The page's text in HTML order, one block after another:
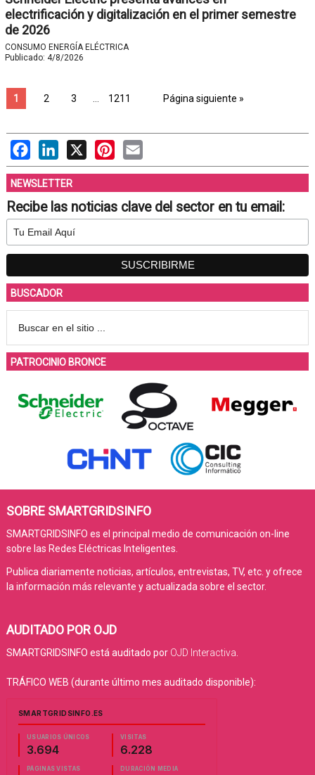
electrificación y digitalización en el primer semestre
de 2026
CONSUMO ENERGÍA ELÉCTRICA
Publicado: 4/8/2026
1 2 3 … 1211 Página siguiente »
FacebookLinkedIn Pinterest
NEWSLETTER
Recibe las noticias clave del sector en tu email:
BUSCADOR
PATROCINIO BRONCE
SOBRE SMARTGRIDSINFO
SMARTGRIDSINFO es el principal medio de comunicación on-line
sobre las Redes Eléctricas Inteligentes.
Publica diariamente noticias, artículos, entrevistas, TV, etc. y ofrece
la información más relevante y actualizada sobre el sector.
AUDITADO POR OJD
SMARTGRIDSINFO está auditado por OJD Interactiva.
TRÁFICO WEB (durante último mes auditado disponible):